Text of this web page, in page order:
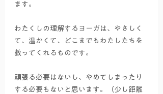
ます。
わたくしの理解するヨーガは、やさしく
て、温かくて、どこまでもわたしたちを
救ってくれるものです。
頑張る必要はないし、やめてしまったり
する必要もないと思います。（少し距離